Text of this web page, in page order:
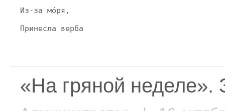
Из-за мо́ря,
Принесла верба
«На гряной неделе».